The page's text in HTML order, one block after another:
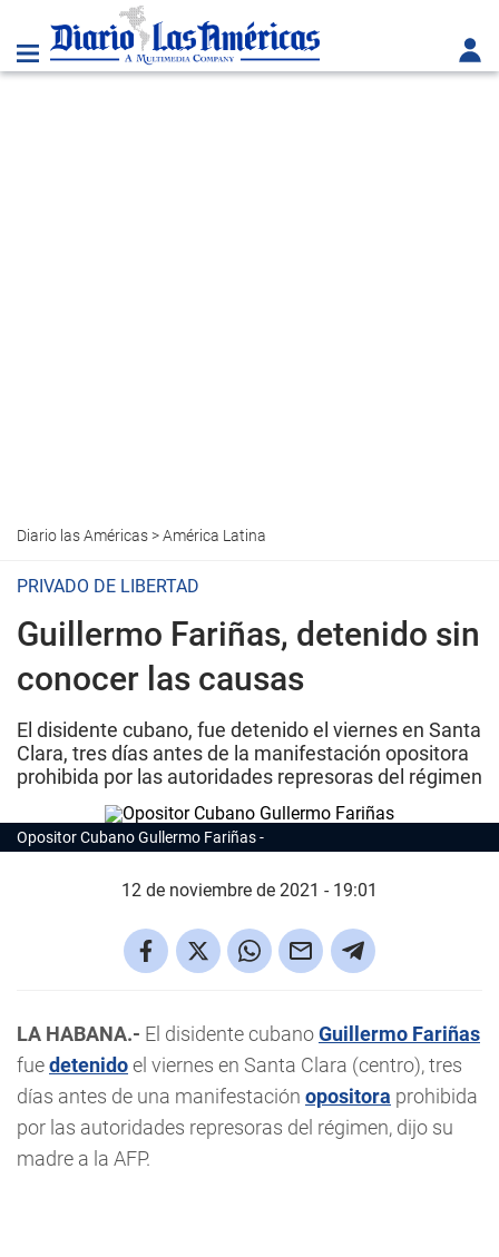
Diario las Américas>América Latina
PRIVADO DE LIBERTAD
Guillermo Fariñas, detenido sin
conocer las causas
El disidente cubano, fue detenido el viernes en Santa
Clara, tres días antes de la manifestación opositora
prohibida por las autoridades represoras del régimen
Opositor Cubano Gullermo Fariñas
12 de noviembre de 2021 - 19:01
LA HABANA.- El disidente cubanoGuillermo Fariñas
fuedetenidoel viernes en Santa Clara (centro), tres
días antes de una manifestación opositora prohibida
por las autoridades represoras del régimen, dijo su
madre a la AFP.